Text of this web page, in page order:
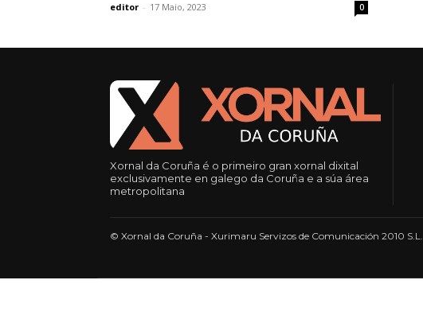
editor - 17 Maio, 2023 0
Xornal da Coruña é o primeiro gran xornal dixital
exclusivamente en galego da Coruña e a súa área
metropolitana
© Xornal da Coruña - Xurimaru Servizos de Comunicación 2010 S.L.